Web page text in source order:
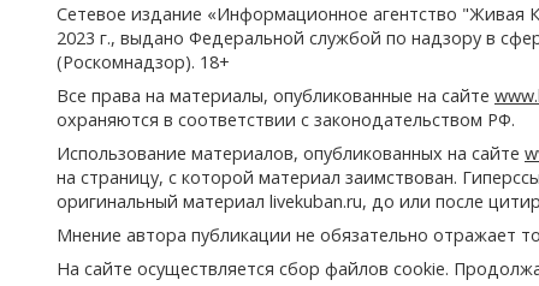
Сетевое издание «Информационное агентство
2023 г., выдано Федеральной службой по надзору в
(Роскомнадзор). 18+
Все права на материалы, опубликованные на сайте
охраняются в соответствии с законодательством РФ.
Использование материалов, опубликованных на сайте
на страницу, с которой материал заимствован.
оригинальный материал livekuban.ru, до или после
Мнение автора публикации не обязательно отражает
На сайте осуществляется сбор файлов cookie.